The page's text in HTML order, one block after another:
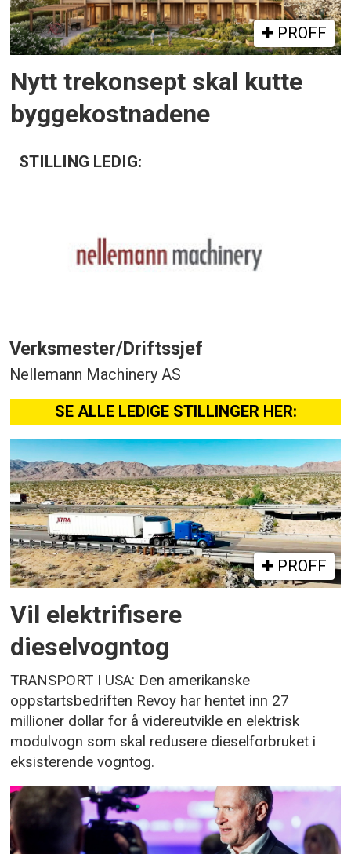
PROFF
Nytt trekonsept skal kutte
byggekostnadene
STILLING LEDIG:
Verksmester/Driftssjef
Nellemann Machinery AS
SE ALLE LEDIGE STILLINGER HER:
PROFF
Vil elektrifisere
dieselvogntog
TRANSPORT I USA: Den amerikanske
oppstartsbedriften Revoy har hentet inn 27
millioner dollar for å videreutvikle en elektrisk
modulvogn som skal redusere dieselforbruket i
eksisterende vogntog.